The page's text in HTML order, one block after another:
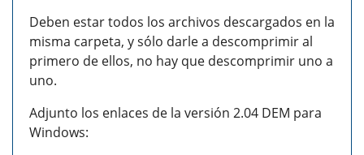
Deben estar todos los archivos descargados en la
misma carpeta, y sólo darle a descomprimir al
primero de ellos, no hay que descomprimir uno a
uno.
Adjunto los enlaces de la versión 2.04 DEM para
Windows: